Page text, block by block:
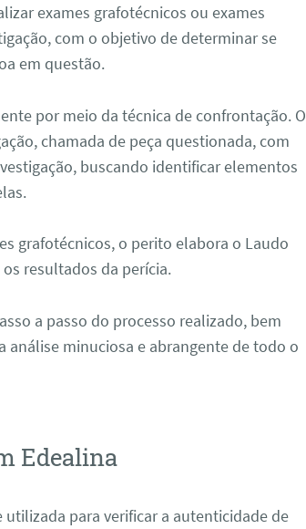
exames grafotécnicos ou exames
com o objetivo de determinar se
em questão.
por meio da técnica de confrontação. O
chamada de peça questionada, com
buscando identificar elementos
grafotécnicos, o perito elabora o Laudo
resultados da perícia.
a passo do processo realizado, bem
análise minuciosa e abrangente de todo o
Edealina
para verificar a autenticidade de